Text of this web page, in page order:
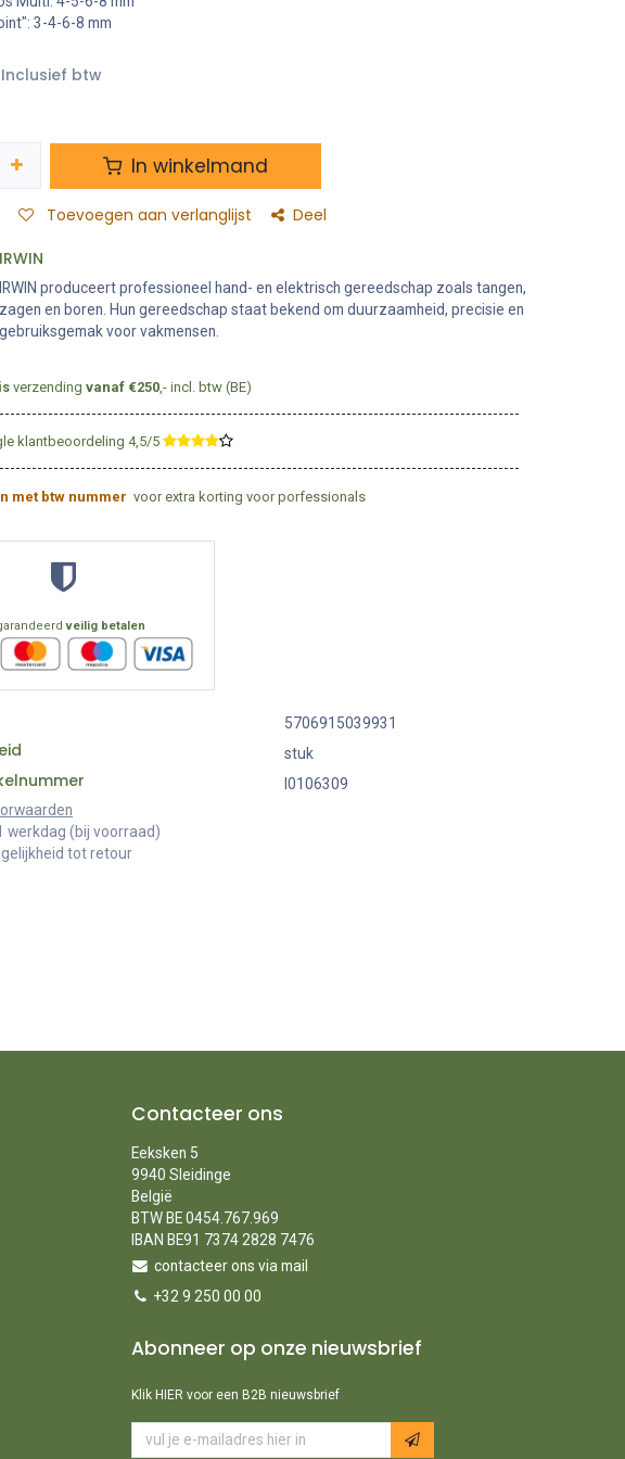
3-4-6-8 mm
Inclusief btw
In winkelmand
Toevoegen aan verlanglijst Deel
IRWIN
IRWIN produceert professioneel hand- en elektrisch gereedschap zoals tangen,
zagen en boren. Hun gereedschap staat bekend om duurzaamheid, precisie en
gebruiksgemak voor vakmensen.
verzendingvanaf €250 ,- incl. btw (BE)
klantbeoordeling 4,5/5 ​
met btw nummer voor extra korting voor porfessionals
veilig betalen
5706915039931
stuk
I0106309
werkdag (bij voorraad)
tot retour
Contacteer ons
Eeksken 5
9940 Sleidinge
België
BTW BE 0454.767.969
IBAN BE91 7374 2828 7476
contacteer ons via mail
+32 9 250 00 00
Abonneer op onze nieuwsbrief
Klik HIER voor een B2B nieuwsbrief